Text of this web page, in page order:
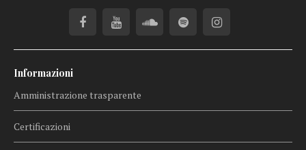
Informazioni
Amministrazione trasparente
Certificazioni